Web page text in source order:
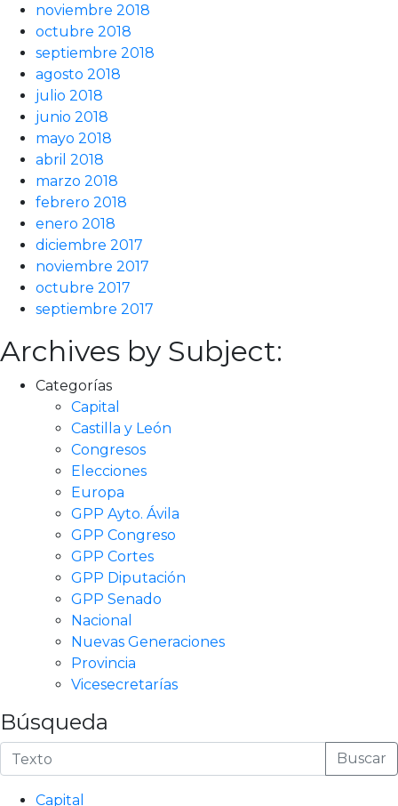
noviembre 2018
octubre 2018
septiembre 2018
agosto 2018
julio 2018
junio 2018
mayo 2018
abril 2018
marzo 2018
febrero 2018
enero 2018
diciembre 2017
noviembre 2017
octubre 2017
septiembre 2017
Archives by Subject:
Categorías
Capital
Castilla y León
Congresos
Elecciones
Europa
GPP Ayto. Ávila
GPP Congreso
GPP Cortes
GPP Diputación
GPP Senado
Nacional
Nuevas Generaciones
Provincia
Vicesecretarías
Búsqueda
Buscar
Capital